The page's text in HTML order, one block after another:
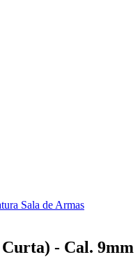
- Cal. 9mm